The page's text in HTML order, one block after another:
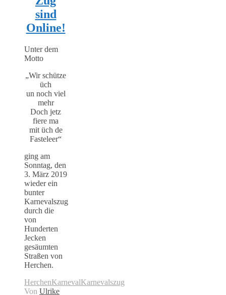
sind
Online!
Unter dem
Motto
„Wir schütze
üch
un noch viel
mehr
Doch jetz
fiere ma
mit üch de
Fasteleer“
ging am
Sonntag, den
3. März 2019
wieder ein
bunter
Karnevalszug
durch die
von
Hunderten
Jecken
gesäumten
Straßen von
Herchen.
HerchenKarnevalKarnevalszug
Von Ulrike